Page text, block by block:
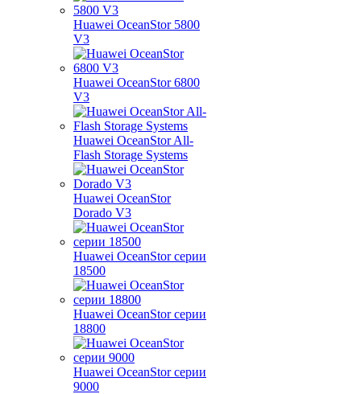
Huawei OceanStor 5800
V3
Huawei OceanStor 6800
V3
Huawei OceanStor All-
Flash Storage Systems
Huawei OceanStor
Dorado V3
Huawei OceanStor серии
18500
Huawei OceanStor серии
18800
Huawei OceanStor серии
9000